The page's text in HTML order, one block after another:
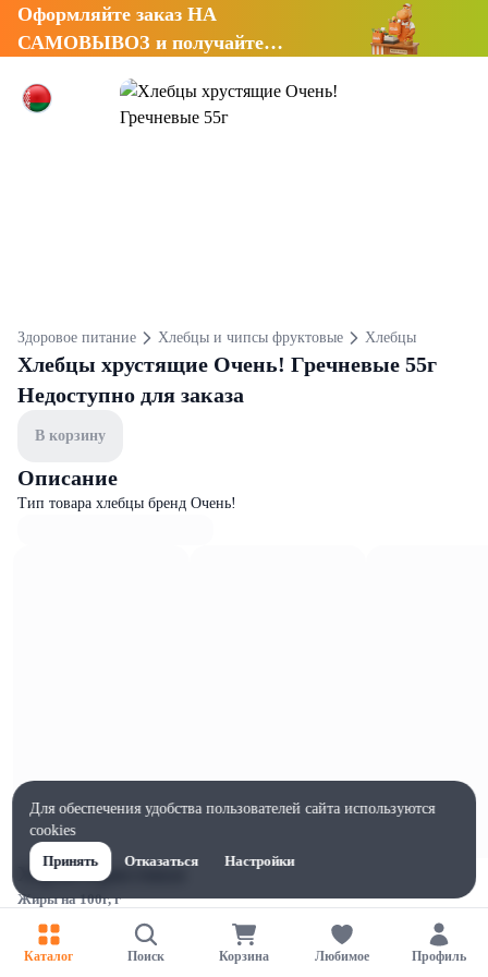
Оформляйте заказ НА
САМОВЫВОЗ и получайте
Здоровое питание Хлебцы и чипсы фруктовые Хлебцы
Хлебцы хрустящие Очень! Гречневые 55г
Недоступно для заказа
В корзину
Описание
Тип товара хлебцы бренд Очень!
Характеристики
Жиры на 100г, г
2.18
Ширина, мм
Каталог Поиск Корзина Любимое Профиль
Для обеспечения удобства пользователей сайта используются
cookies
Принять
Отказаться Настройки